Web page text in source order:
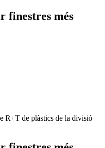
finestres més